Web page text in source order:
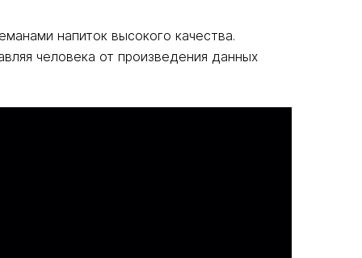
напиток высокого качества.
человека от произведения данных